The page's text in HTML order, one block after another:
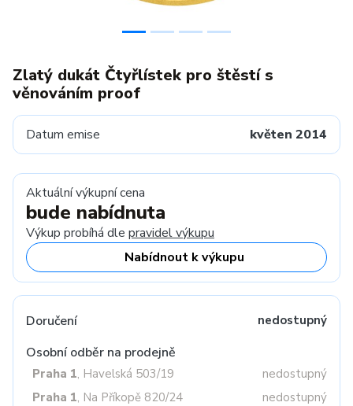
Zlatý dukát Čtyřlístek pro štěstí s
věnováním proof
Datum emise květen 2014
Aktuální výkupní cena
bude nabídnuta
Výkup probíhá dle pravidel výkupu
Nabídnout k výkupu
Doručení nedostupný
Osobní odběr na prodejně
Praha 1, Havelská 503/19
nedostupný
Praha 1, Na Příkopě 820/24
nedostupný